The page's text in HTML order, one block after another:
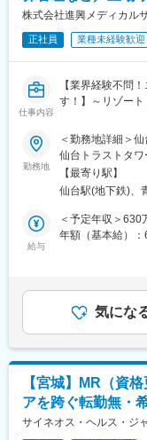
います）。
後に身に付ける
社員の活躍事例に
覧ください。
■具体的な業務
すでに取引のある
ン活動を行って
め、価格交渉・納
活動に専念でき
個人の予算はあ
り、過度なプレ
す。
給取得もしやす
業部やグループ
経営コンサル、
者などの管理部
営業経験を活かし
社ならではの強み
株式会社進興メディカル
正社員 業種未経験歓迎
仕事内容
【業界経験不問
す！】～リゾー
■業務内容：
「医療法人社団
長として、健診
・売上・予算管理
・医師のマネジメ
・人事から売上
■当社について：
株式会社進興メ
当社が医療法人社
い、クオリティ
連業務に注力でき
技術の研鑽に努
勤務地
＜勤務地詳細＞
仙台トラストタ
社の定める事業所
【最寄り駅】
仙台駅(地下鉄)、
給与
＜予定年収＞630
年額（基本給）
は固定手当を含
気にな
【宮城】MR（資
アを跨ぐ転勤無・
サイネオス・ヘルス・ジ